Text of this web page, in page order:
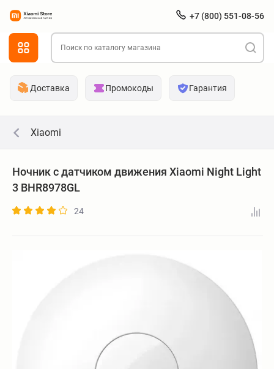
+7 (800) 551-08-56
Доставка Промокоды Гарантия
Xiaomi
Ночник с датчиком движения Xiaomi Night Light
3 BHR8978GL
24